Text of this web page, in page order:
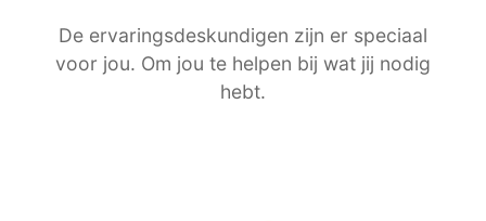
De ervaringsdeskundigen zijn er speciaal
voor jou. Om jou te helpen bij wat jij nodig
hebt.